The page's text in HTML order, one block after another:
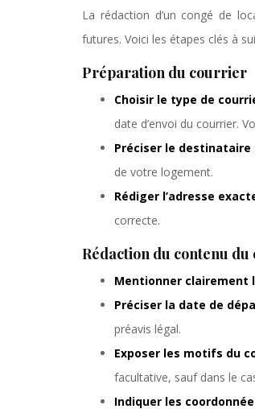
La rédaction d’un congé de
futures. Voici les étapes clés à
Préparation du courrier
Choisir le type de
date d’envoi du courrier.
Préciser le destinataire
de votre logement.
Rédiger l’adresse
correcte.
Rédaction du contenu du
Mentionner clairement
Préciser la date de
préavis légal.
Exposer les motifs du
facultative, sauf dans le
Indiquer les